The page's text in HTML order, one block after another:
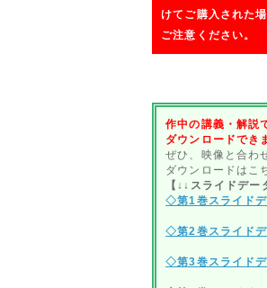
けてご購入された
ご注意ください。
作中の講義・解説
ダウンロードでき
ぜひ、映像と合わ
ダウンロードはこ
【↓↓スライドデ
◇第1巻スライド
◇第2巻スライド
◇第3巻スライド